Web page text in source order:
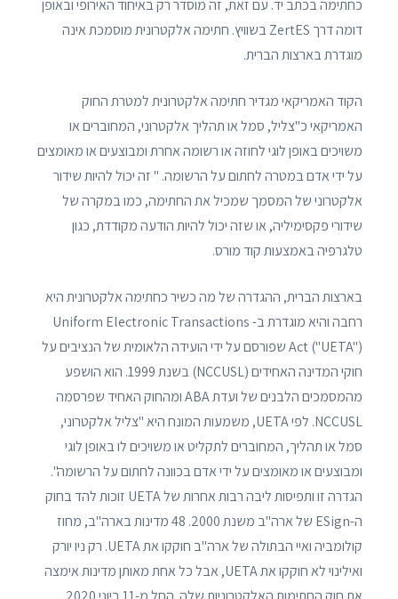
כחתימה בכתב יד. עם זאת, זה מוסדר רק באיחוד האירופי ובאופן
דומה דרך ZertES בשוויץ. חתימה אלקטרונית מוסמכת אינה
מוגדרת בארצות הברית.
הקוד האמריקאי מגדיר חתימה אלקטרונית למטרת החוק
האמריקאי כ"צליל, סמל או תהליך אלקטרוני, המחוברים או
משויכים באופן לוגי לחוזה או רשומה אחרת ומבוצעים או מאומצים
על ידי אדם במטרה לחתום על הרשומה. " זה יכול להיות שידור
אלקטרוני של המסמך שמכיל את החתימה, כמו במקרה של
שידורי פקסימיליה, או שזה יכול להיות הודעה מקודדת, כגון
טלגרפיה באמצעות קוד מורס.
בארצות הברית, ההגדרה של מה כשיר כחתימה אלקטרונית היא
רחבה והיא מוגדרת ב- Uniform Electronic Transactions
Act ("UETA") שפורסם על ידי הועידה הלאומית של הנציבים על
חוקי המדינה האחידים (NCCUSL) בשנת 1999. הוא הושפע
מהמסמכים הלבנים של ועדת ABA ומהחוק האחיד שפרסמה
NCCUSL. לפי UETA, משמעות המונח היא "צליל אלקטרוני,
סמל או תהליך, המחוברים לתקליט או משויכים לו באופן לוגי
ומבוצעים או מאומצים על ידי אדם בכוונה לחתום על הרשומה".
הגדרה זו ותפיסות ליבה רבות אחרות של UETA זוכות להד בחוק
ה-ESign של ארה"ב משנת 2000. 48 מדינות בארה"ב, מחוז
קולומביה ואיי הבתולה של ארה"ב חוקקו את UETA. רק ניו יורק
ואילינוי לא חוקקו את UETA, אבל כל אחת מאותן מדינות אימצה